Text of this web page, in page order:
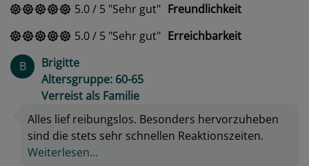
5.0/ 5 Sehr gut
Freundlichkeit
5.0/ 5 Sehr gut
Erreichbarkeit
B
Brigitte
Altersgruppe: 60-65
Verreist als Familie
Alles lief reibungslos. Besonders hervorzuheben
sind die stets sehr schnellen Reaktionszeiten.
Weiterlesen...